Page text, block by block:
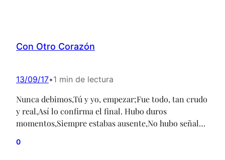
Con Otro Corazón
13/09/17•1 min de lectura
Nunca debimos,Tú y yo, empezar;Fue todo, tan crudo
y real,Así lo confirma el final. Hubo duros
momentos,Siempre estabas ausente,No hubo señales
nada,Solo me queda avanzar;Ya no eres la misma
0